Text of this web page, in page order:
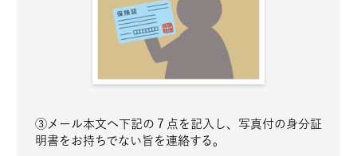
③メール本文へ下記の７点を記入し、写真付の身分証
明書をお持ちでない旨を連絡する。